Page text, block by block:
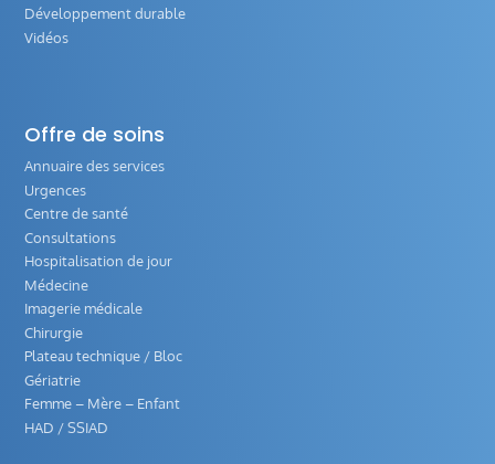
Développement durable
Vidéos
Offre de soins
Annuaire des services
Urgences
Centre de santé
Consultations
Hospitalisation de jour
Médecine
Imagerie médicale
Chirurgie
Plateau technique / Bloc
Gériatrie
Femme – Mère – Enfant
HAD / SSIAD